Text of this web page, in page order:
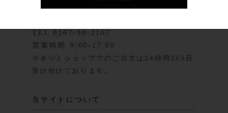
〒324-0411
TEL 0287-98-2107
営業時間 9:00-17:00
※ネットショップでのご注文は24時間365日
受け付けております。
当サイトについて